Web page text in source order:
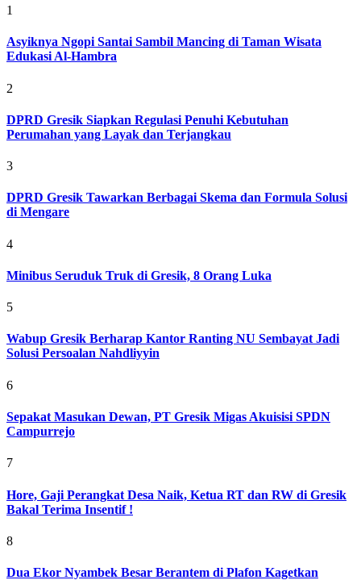
1
Asyiknya Ngopi Santai Sambil Mancing di Taman Wisata
Edukasi Al-Hambra
2
DPRD Gresik Siapkan Regulasi Penuhi Kebutuhan
Perumahan yang Layak dan Terjangkau
3
DPRD Gresik Tawarkan Berbagai Skema dan Formula Solusi
di Mengare
4
Minibus Seruduk Truk di Gresik, 8 Orang Luka
5
Wabup Gresik Berharap Kantor Ranting NU Sembayat Jadi
Solusi Persoalan Nahdliyyin
6
Sepakat Masukan Dewan, PT Gresik Migas Akuisisi SPDN
Campurrejo
7
Hore, Gaji Perangkat Desa Naik, Ketua RT dan RW di Gresik
Bakal Terima Insentif !
8
Dua Ekor Nyambek Besar Berantem di Plafon Kagetkan